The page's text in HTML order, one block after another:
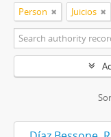
Person Juicios